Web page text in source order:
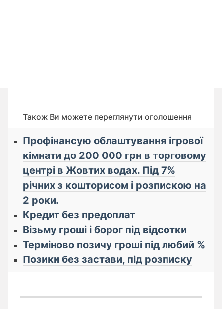
Також Ви можете переглянути оголошення
Профінансую облаштування ігрової
кімнати до 200 000 грн в торговому
центрі в Жовтих водах. Під 7%
річних з кошторисом і розпискою на
2 роки.
Кредит без предоплат
Візьму гроші і борог під відсотки
Терміново позичу гроші під любий %
Позики без застави, під розписку